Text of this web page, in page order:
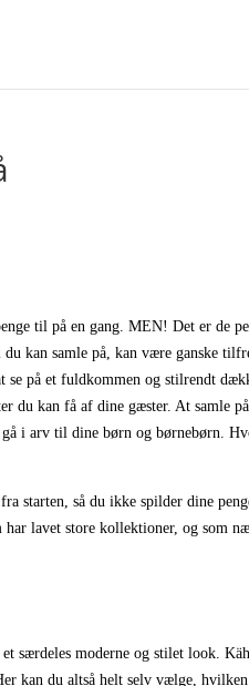
til på en gang. MEN! Det er de
kan samle på, kan være ganske
på et fuldkommen og stilrendt
du kan få af dine gæster. At samle
i arv til dine børn og børnebørn.
starten, så du ikke spilder dine
lavet store kollektioner, og som
særdeles moderne og stilet look.
kan du altså helt selv vælge,